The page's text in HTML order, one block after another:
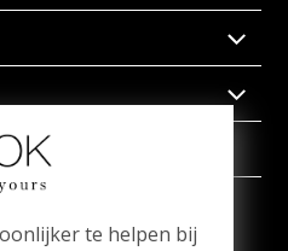
te helpen bij